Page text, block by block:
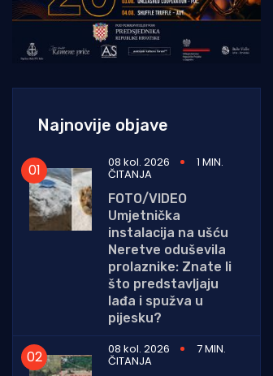
Najnovije objave
08 kol. 2026 1 MIN.
ČITANJA
FOTO/VIDEO
Umjetnička
instalacija na ušću
Neretve oduševila
prolaznike: Znate li
što predstavljaju
lađa i spužva u
pijesku?
08 kol. 2026
7 MIN.
ČITANJA